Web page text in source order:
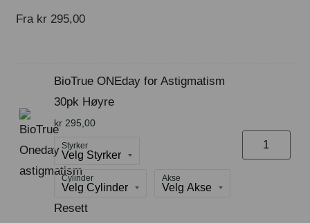
Fra kr 295,00
BioTrue ONEday for Astigmatism
30pk Høyre
kr 295,00
Styrker
Cylinder Akse
Resett